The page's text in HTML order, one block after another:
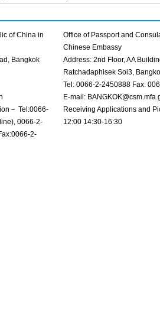
of China in
Bangkok
－ Tel:0066-
0066-2-
2-
Office of Passport and
Chinese Embassy
Address: 2nd Floor, AA
Ratchadaphisek Soi3,
Tel: 0066-2-2450888 Fax:
E-mail:
Receiving Applications and
12:00 14:30-16:30